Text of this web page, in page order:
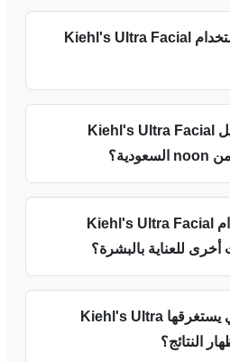
كم مرة يجب استخدام Kiehl's Ultra Facial
ما هي مدة توصيل Kiehl's Ultra Facial
هل يمكن استخدام Kiehl's Ultra Facial
ما هي المدة التي يستغرقها Kiehl's Ultra